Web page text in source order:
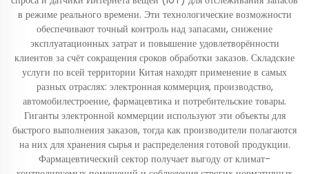
в режиме реального времени. Эти технологические возможности
обеспечивают точный контроль над запасами, снижение
эксплуатационных затрат и повышение удовлетворённости
клиентов за счёт сокращения сроков обработки заказов. Складские
услуги по всей территории Китая находят применение в самых
разных отраслях: электронная коммерция, производство,
автомобилестроение, фармацевтика и потребительские товары.
Гиганты электронной коммерции используют эти объекты для
быстрого выполнения заказов, тогда как производители полагаются
на них для хранения сырья и распределения готовой продукции.
Фармацевтический сектор получает выгоду от климат-